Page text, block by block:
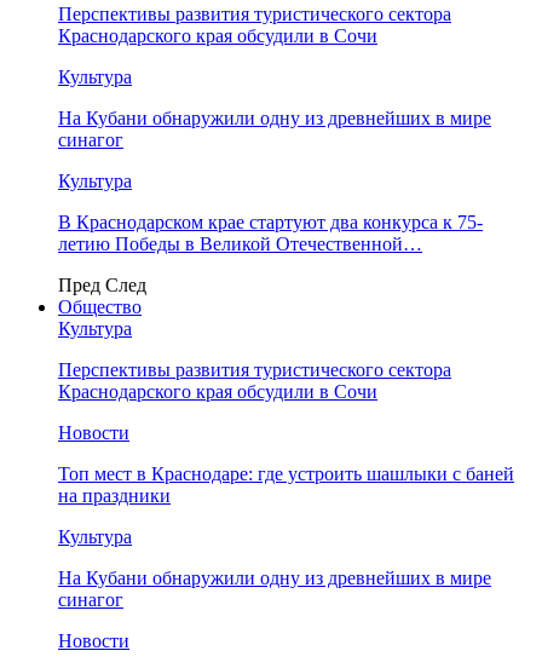
Перспективы развития туристического сектора
Краснодарского края обсудили в Сочи
Культура
На Кубани обнаружили одну из древнейших в мире
синагог
Культура
В Краснодарском крае стартуют два конкурса к 75-
летию Победы в Великой Отечественной…
Пред След
Общество
Культура
Перспективы развития туристического сектора
Краснодарского края обсудили в Сочи
Новости
Топ мест в Краснодаре: где устроить шашлыки с баней
на праздники
Культура
На Кубани обнаружили одну из древнейших в мире
синагог
Новости